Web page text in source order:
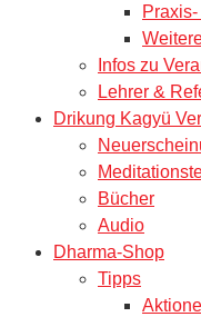
Infos zu
Lehrer &
Drikung Kagyü
Bücher
Audio
Dharma-Shop
Tipps